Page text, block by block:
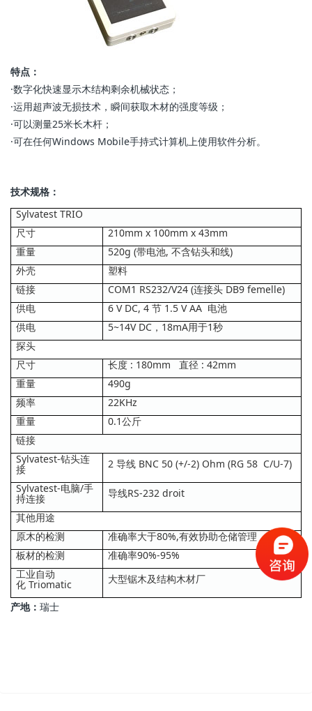
特点：
·数字化快速显示木结构剩余机械状态；
·运用超声波无损技术，瞬间获取木材的强度等级；
·可以测量25米长木杆；
·可在任何Windows Mobile手持式计算机上使用软件分析。
技术规格：
Sylvatest TRIO
尺寸
210mm x 100mm x 43mm
重量
520g (带电池, 不含钻头和线)
外壳
塑料
链接
COM1 RS232/V24 (连接头 DB9 femelle)
供电
6 V DC, 4 节 1.5 V AA 电池
供电
5~14V DC，18mA用于1秒
探头
尺寸
长度 : 180mm 直径 : 42mm
重量
490g
频率
22KHz
重量
0.1公斤
链接
Sylvatest-钻头连
接
2 导线 BNC 50 (+/-2) Ohm (RG 58 C/U-7)
Sylvatest-电脑/手
持连接
导线RS-232 droit
其他用途
原木的检测
准确率大于80%,有效协助仓储管理
板材的检测
准确率90%-95%
工业自动
化 Triomatic 大型锯木及结构木材厂
产地： 瑞士